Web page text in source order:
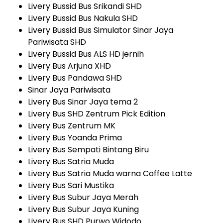
Livery Bussid Bus Srikandi SHD
Livery Bussid Bus Nakula SHD
Livery Bussid Bus Simulator Sinar Jaya
Pariwisata SHD
Livery Bussid Bus ALS HD jernih
Livery Bus Arjuna XHD
Livery Bus Pandawa SHD
Sinar Jaya Pariwisata
Livery Bus Sinar Jaya tema 2
Livery Bus SHD Zentrum Pick Edition
Livery Bus Zentrum MK
Livery Bus Yoanda Prima
Livery Bus Sempati Bintang Biru
Livery Bus Satria Muda
Livery Bus Satria Muda warna Coffee Latte
Livery Bus Sari Mustika
Livery Bus Subur Jaya Merah
Livery Bus Subur Jaya Kuning